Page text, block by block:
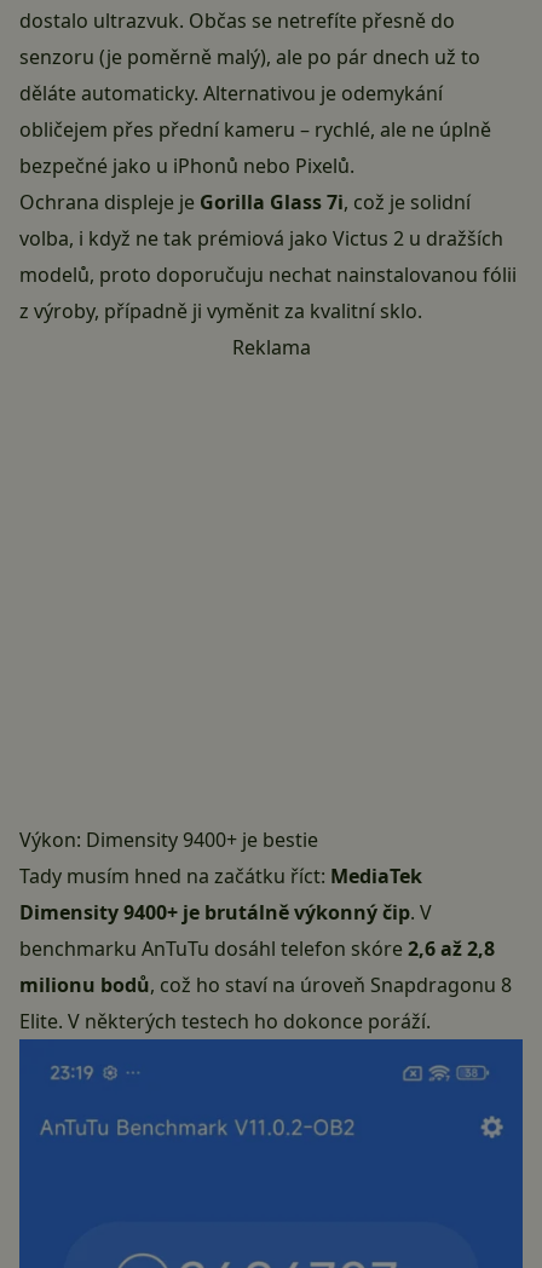
dostalo ultrazvuk. Občas se netrefíte přesně do
senzoru (je poměrně malý), ale po pár dnech už to
děláte automaticky. Alternativou je odemykání
obličejem přes přední kameru – rychlé, ale ne úplně
bezpečné jako u iPhonů nebo Pixelů.
Ochrana displeje je Gorilla Glass 7i, což je solidní
volba, i když ne tak prémiová jako Victus 2 u dražších
modelů, proto doporučuju nechat nainstalovanou fólii
z výroby, případně ji vyměnit za kvalitní sklo.
Reklama
Výkon: Dimensity 9400+ je bestie
Tady musím hned na začátku říct: MediaTek
Dimensity 9400+ je brutálně výkonný čip. V
benchmarku AnTuTu dosáhl telefon skóre2,6 až 2,8
milionu bodů, což ho staví na úroveň Snapdragonu 8
Elite. V některých testech ho dokonce poráží.